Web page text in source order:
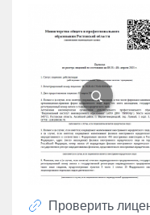
Проверить